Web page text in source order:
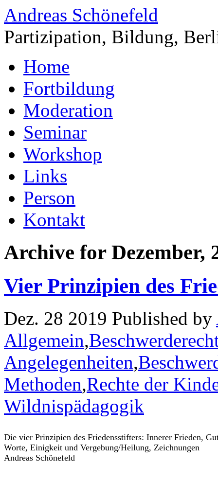
Andreas Schönefeld
Partizipation, Bildung,
Home
Fortbildung
Moderation
Seminar
Workshop
Links
Person
Kontakt
Archive for Dezember,
Vier Prinzipien des
Dez. 28 2019 Published by
Allgemein,
Angelegenheiten,
Methoden,Rechte der
Wildnispädagogik
Die vier Prinzipien des Friedensstifters: Innerer Frieden,
Worte, Einigkeit und Vergebung/Heilung, Zeichnungen
Andreas Schönefeld